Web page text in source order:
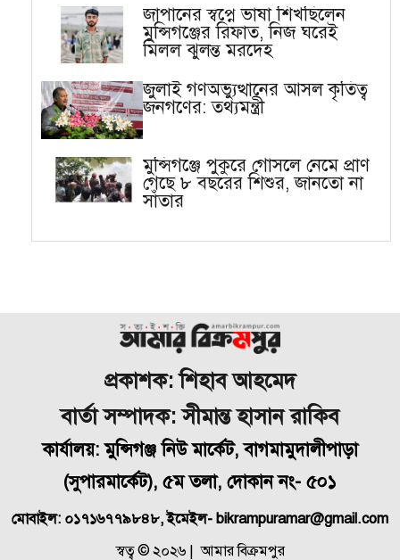
জাপানের স্বপ্নে ভাষা শিখছিলেন
মুন্সিগঞ্জের রিফাত, নিজ ঘরেই
মিলল ঝুলন্ত মরদেহ
জুলাই গণঅভ্যুত্থানের আসল কৃতিত্ব
জনগণের: তথ্যমন্ত্রী
মুন্সিগঞ্জে পুকুরে গোসলে নেমে প্রাণ
গেছে ৮ বছরের শিশুর, জানতো না
সাঁতার
প্রকাশক: শিহাব আহমেদ
বার্তা সম্পাদক: সীমান্ত হাসান রাকিব
কার্যালয়: মুন্সিগঞ্জ নিউ মার্কেট, বাগমামুদালীপাড়া
(সুপারমার্কেট), ৫ম তলা, দোকান নং- ৫০১
মোবাইল: ০১৭১৬৭৭৯৮৪৮, ইমেইল- bikrampuramar@gmail.com
স্বত্ব © ২০২৬ | আমার বিক্রমপুর